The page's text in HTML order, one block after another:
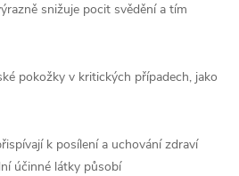
snižuje pocit svědění a tím
pokožky v kritických případech, jako
k posílení a uchování zdraví
účinné látky působí